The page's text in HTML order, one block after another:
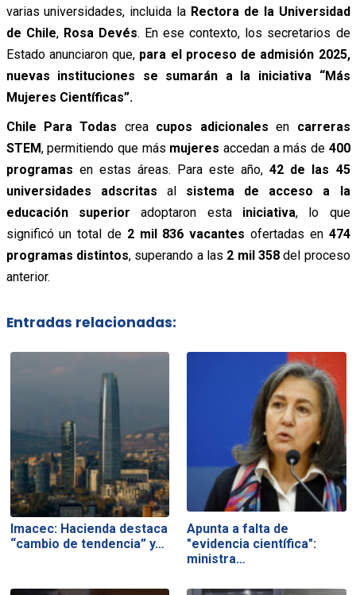
varias universidades, incluida la Rectora de la Universidad
de Chile, Rosa Devés. En ese contexto, los secretarios de
Estado anunciaron que, para el proceso de admisión 2025,
nuevas instituciones se sumarán a la iniciativa “Más
Mujeres Científicas”.
Chile Para Todas crea cupos adicionales en carreras
STEM, permitiendo que más mujeres accedan a más de 400
programas en estas áreas. Para este año,42 de las 45
universidades adscritas al sistema de acceso a la
educación superior adoptaron esta iniciativa, lo que
significó un total de 2 mil 836 vacantes ofertadas en 474
programas distintos, superando a las 2 mil 358del proceso
anterior.
Entradas relacionadas:
Imacec: Hacienda destaca
“cambio de tendencia” y…
Apunta a falta de
"evidencia científica":
ministra…